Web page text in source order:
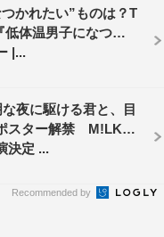
かれたい”ものは？T
体温男子になつか
|...
夜に駆ける君と、目
スター解禁 M!LK・
決定 ...
Recommended by